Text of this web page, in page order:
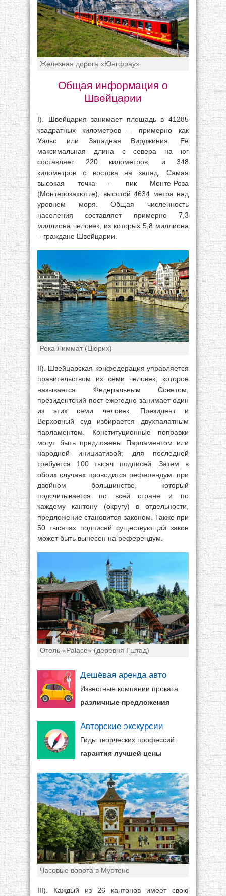
Железная дорога «Юнгфрау»
Общая информация о
Швейцарии
I). Швейцария занимает площадь в 41285
квадратных километров – примерно как
Уэльс или Западная Вирджиния. Её
максимальная длина с севера на юг
составляет 220 километров, и 348
километров с востока на запад. Самая
высокая точка – пик Монте-Роза
(Монтерозахютте), высотой 4634 метра над
уровнем моря. Общая численность
населения составляет примерно 7,3
миллиона человек, из которых 5,8 миллиона
– граждане Швейцарии.
Река Лиммат (Цюрих)
II). Швейцарская конфедерация управляется
правительством из семи человек, которое
называется Федеральным Советом;
президентский пост ежегодно занимает один
из этих семи человек. Президент и
Верховный суд избирается двухпалатным
парламентом. Конституционные поправки
могут быть предложены Парламентом или
народной инициативой; для последней
требуется 100 тысяч подписей. Затем в
обоих случаях проводится референдум: при
двойном большинстве, который
подсчитывается по всей стране и по
каждому кантону (округу) в отдельности,
предложение становится законом. Также при
50 тысячах подписей существующий закон
может быть вынесен на референдум.
Отель «Palace» (деревня Гштад)
Дешёвая аренда авто
Известные компании проката
различные предложения
Авторские экскурсии
Гиды творческих профессий
гарантия лучшей цены
Часовые ворота в Муртене
III). Каждый из 26 кантонов имеет свою